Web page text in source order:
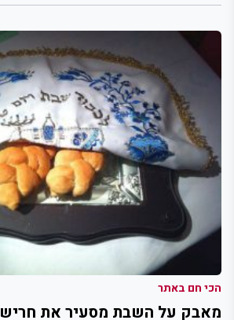
הכי חם באתר
מאבק על השבת מסעיר את חריש